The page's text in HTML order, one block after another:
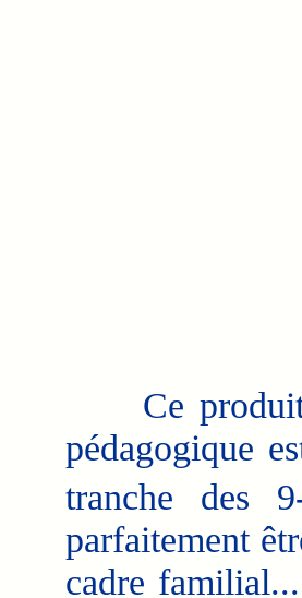
Ce produit
pédagogique
tranche des
parfaitement
cadre